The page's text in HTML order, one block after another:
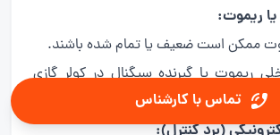
ممکن است ضعیف یا تمام شده باشند.
ریموت یا گیرنده سیگنال در کولر گازی
نشدن دستگاه باشد.
تماس با کارشناس